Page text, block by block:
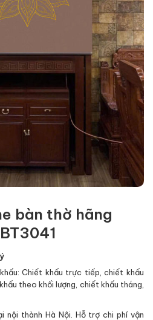
bàn thờ hãng
Chiết khấu trực tiếp, chiết khấu
theo khối lượng, chiết khấu tháng,
nội thành Hà Nội. Hỗ trợ chi phí vận